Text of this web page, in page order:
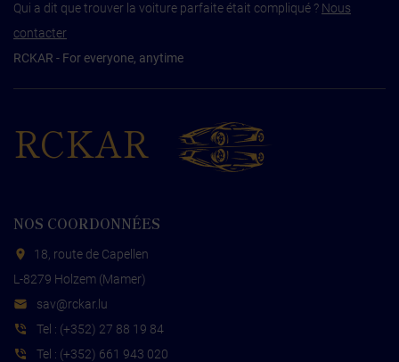
Qui a dit que trouver la voiture parfaite était compliqué ? Nous
contacter
RCKAR - For everyone, anytime
RCKAR
NOS COORDONNÉES
18, route de Capellen
L-8279 Holzem (Mamer)
ul.rak
cr@va
s
Tel : (+352) 27 88 19 84
Tel : (+352) 661 943 020